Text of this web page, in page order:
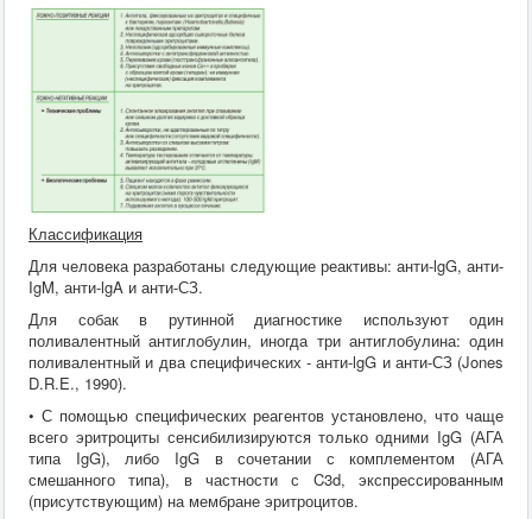
Классификация
Для человека разработаны следующие реактивы: анти-lgG, анти-
IgM, анти-lgA и анти-СЗ.
Для собак в рутинной диагностике используют один
поливалентный антиглобулин, иногда три антиглобулина: один
поливалентный и два специфических - анти-lgG и анти-СЗ (Jones
D.R.E., 1990).
• С помощью специфических реагентов установлено, что чаще
всего эритроциты сенсибилизируются только одними IgG (АГА
типа IgG), либо IgG в сочетании с комплементом (АГА
смешанного типа), в частности с C3d, экспрессированным
(присутствующим) на мембране эритроцитов.